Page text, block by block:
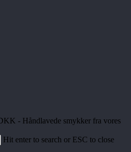
- Håndlavede smykker fra vores
Hit enter to search or ESC to close